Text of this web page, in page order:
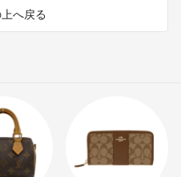
へ戻る